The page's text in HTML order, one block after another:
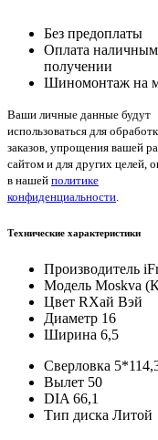
Без предоплаты
Оплата
получении
Шиномонтаж на
Ваши личные данные будут
использоваться для
заказов, упрощения вашей
сайтом и для других целей,
в нашей политике
конфиденциальности.
Технические характеристики
Производитель
Модель Moskva
Цвет RХай Вэй
Диаметр 16
Ширина 6,5
Сверловка
Вылет 50
DIA 66,1
Тип диска Литой